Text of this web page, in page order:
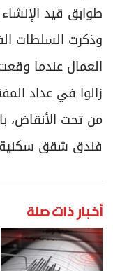
عدد اليوم
مواقيت الصلاة
الأحوال الجوية
طوابق قيد الإنشاء
العمال عندما
من تحت الأنقاض،
فندق شقق سكنية
أخبار ذات صلة